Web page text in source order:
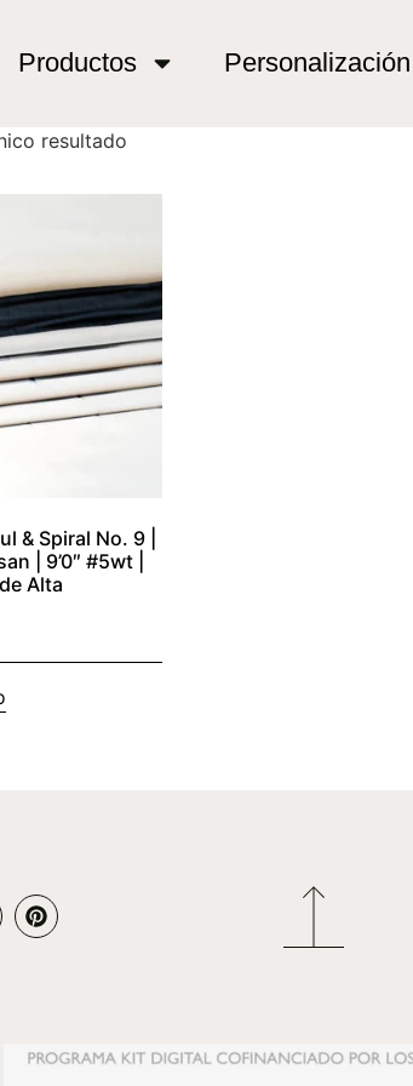
Productos Personalización
rios
resultado
& Spiral No. 9 |
| 9’0″ #5wt |
Alta